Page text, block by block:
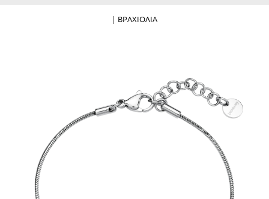
| ΒΡΑΧΙΟΛΙΑ